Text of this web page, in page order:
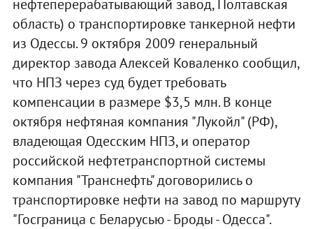
нефтеперерабатывающий завод, Полтавская
область) о транспортировке танкерной нефти
из Одессы. 9 октября 2009 генеральный
директор завода Алексей Коваленко сообщил,
что НПЗ через суд будет требовать
компенсации в размере $3,5 млн. В конце
октября нефтяная компания "Лукойл" (РФ),
владеющая Одесским НПЗ, и оператор
российской нефтетранспортной системы
компания "Транснефть" договорились о
транспортировке нефти на завод по маршруту
"Госграница с Беларусью - Броды - Одесса".